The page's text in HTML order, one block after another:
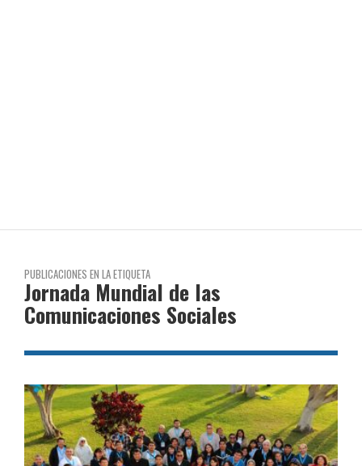
PUBLICACIONES EN LA ETIQUETA
Jornada Mundial de las
Comunicaciones Sociales